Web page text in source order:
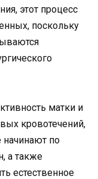
этот процесс
поскольку
матки и
кровотечений,
по
а также
естественное